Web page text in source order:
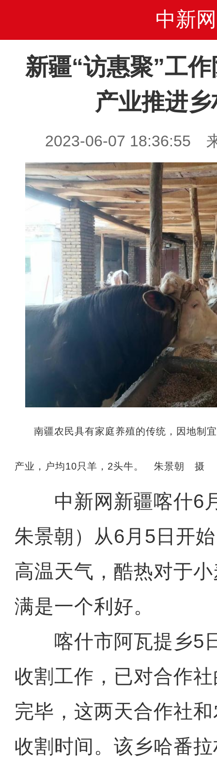
中新网
新疆“访惠聚”工
产业推进
2023-06-07 18:36:55
南疆农民具有家庭养殖的传统，因地制
产业，户均10只羊，2头牛。 朱景朝 摄
中新网新疆喀什6
朱景朝）从6月5日开
高温天气，酷热对于
满是一个利好。
喀什市阿瓦提乡5
收割工作，已对合作
完毕，这两天合作社
收割时间。该乡哈番